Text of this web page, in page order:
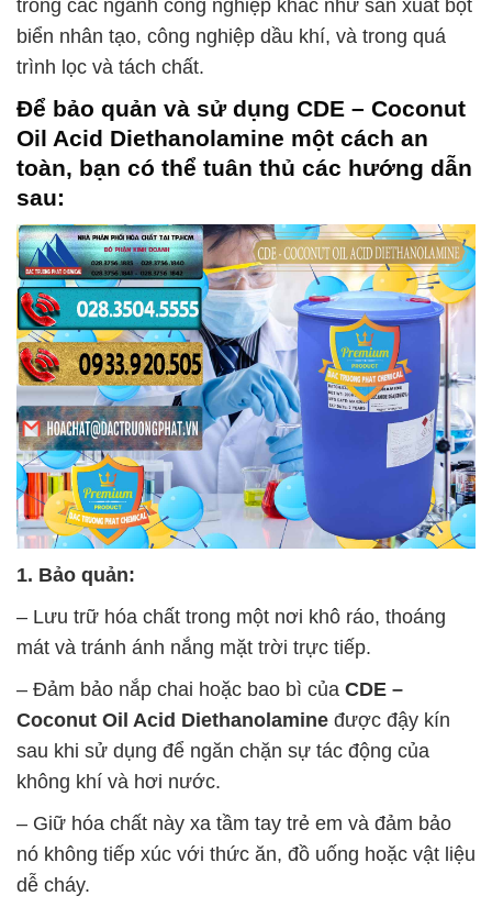
trong các ngành công nghiệp khác như sản xuất bọt
biển nhân tạo, công nghiệp dầu khí, và trong quá
trình lọc và tách chất.
Để bảo quản và sử dụng CDE – Coconut
Oil Acid Diethanolamine một cách an
toàn, bạn có thể tuân thủ các hướng dẫn
sau:
1. Bảo quản:
– Lưu trữ hóa chất trong một nơi khô ráo, thoáng
mát và tránh ánh nắng mặt trời trực tiếp.
– Đảm bảo nắp chai hoặc bao bì của CDE –
Coconut Oil Acid Diethanolamine được đậy kín
sau khi sử dụng để ngăn chặn sự tác động của
không khí và hơi nước.
– Giữ hóa chất này xa tầm tay trẻ em và đảm bảo
nó không tiếp xúc với thức ăn, đồ uống hoặc vật liệu
dễ cháy.